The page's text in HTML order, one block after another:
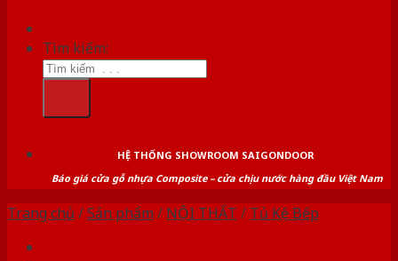
Tìm kiếm:
HỆ THỐNG SHOWROOM SAIGONDOOR
Báo giá cửa gỗ nhựa Composite – cửa chịu nước hàng đầu Việt Nam
Trang chủ /Sản phẩm / NỘI THẤT / Tủ Kệ Bếp